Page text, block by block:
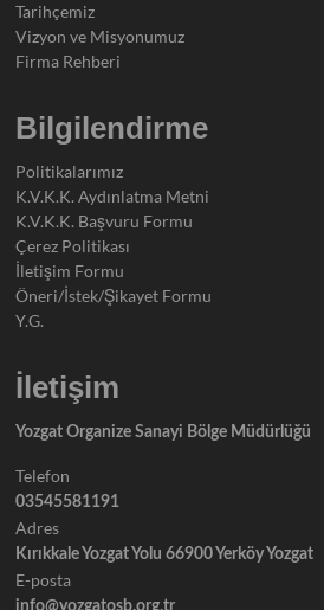
Tarihçemiz
Vizyon ve Misyonumuz
Firma Rehberi
Bilgilendirme
Politikalarımız
K.V.K.K. Aydınlatma Metni
K.V.K.K. Başvuru Formu
Çerez Politikası
İletişim Formu
Öneri/İstek/Şikayet Formu
Y.G.
İletişim
Yozgat Organize Sanayi Bölge Müdürlüğü
Telefon
03545581191
Adres
Kırıkkale Yozgat Yolu 66900 Yerköy Yozgat
E-posta
info@yozgatosb.org.tr